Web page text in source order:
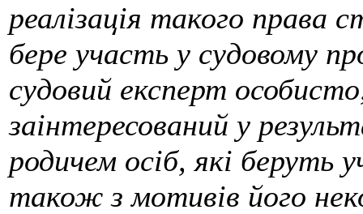
реалізація такого права
бере участь у судовому
судовий експерт
заінтересований у
родичем осіб, які беруть
також з мотивів його